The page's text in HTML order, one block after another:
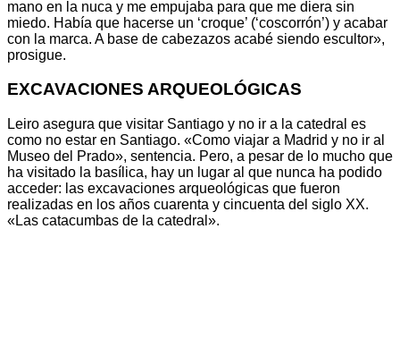
mano en la nuca y me empujaba para que me diera sin
miedo. Había que hacerse un ‘croque’ (‘coscorrón’) y acabar
con la marca. A base de cabezazos acabé siendo escultor»,
prosigue.
EXCAVACIONES ARQUEOLÓGICAS
Leiro asegura que visitar Santiago y no ir a la catedral es
como no estar en Santiago. «Como viajar a Madrid y no ir al
Museo del Prado», sentencia. Pero, a pesar de lo mucho que
ha visitado la basílica, hay un lugar al que nunca ha podido
acceder: las excavaciones arqueológicas que fueron
realizadas en los años cuarenta y cincuenta del siglo XX.
«Las catacumbas de la catedral».